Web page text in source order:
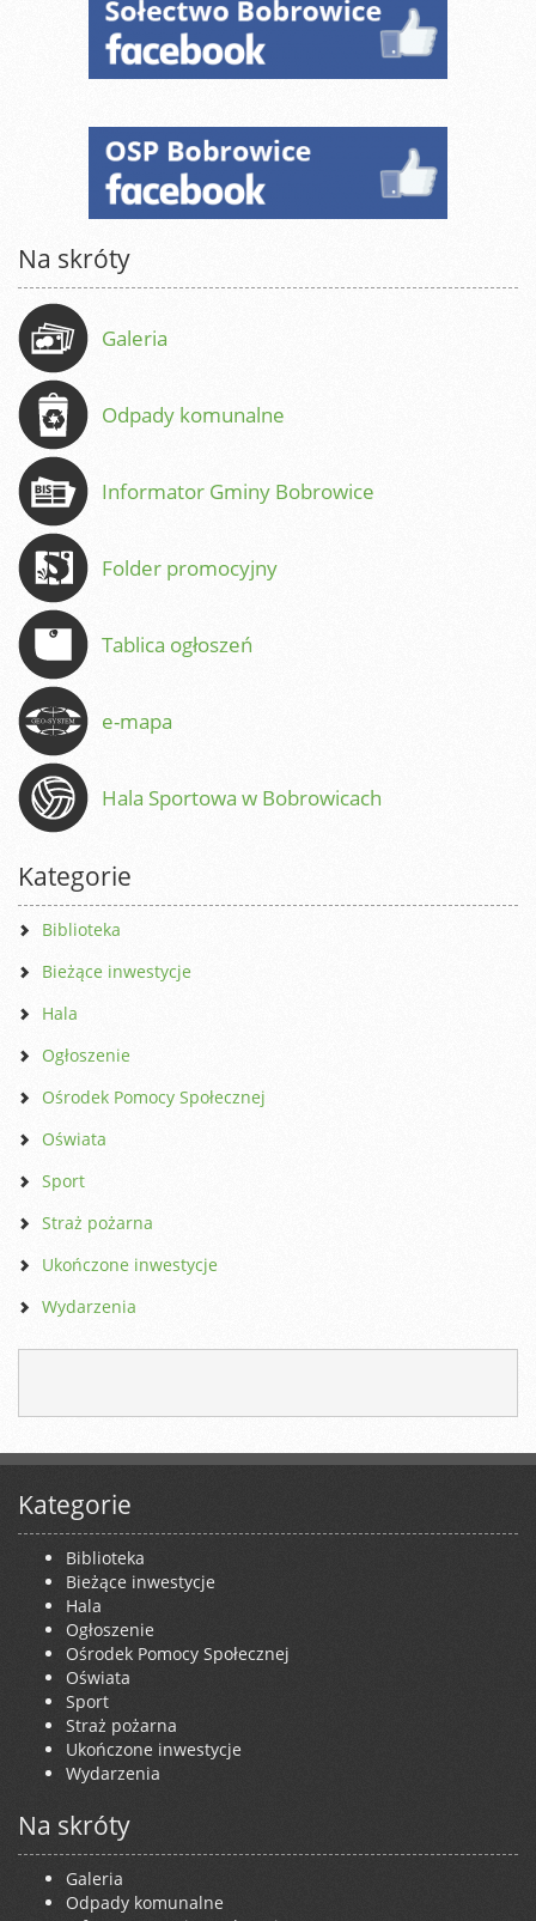
Na skróty
Galeria
Odpady komunalne
Informator Gminy Bobrowice
Folder promocyjny
Tablica ogłoszeń
e-mapa
Hala Sportowa w Bobrowicach
Kategorie
Biblioteka
Bieżące inwestycje
Hala
Ogłoszenie
Ośrodek Pomocy Społecznej
Oświata
Sport
Straż pożarna
Ukończone inwestycje
Wydarzenia
Kategorie
Biblioteka
Bieżące inwestycje
Hala
Ogłoszenie
Ośrodek Pomocy Społecznej
Oświata
Sport
Straż pożarna
Ukończone inwestycje
Wydarzenia
Na skróty
Galeria
Odpady komunalne